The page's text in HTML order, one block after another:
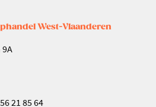
West-Vlaanderen
21 85 64